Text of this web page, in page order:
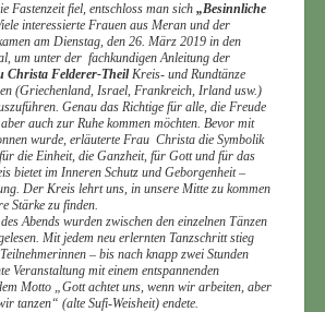
Fastenzeit fiel, entschloss man sich „Besinnliche
interessierte Frauen aus Meran und der
am Dienstag, den 26. März 2019 in den
um unter der fachkundigen Anleitung der
Christa Felderer-TheilKreis- und Rundtänze
(Griechenland, Israel, Frankreich, Irland usw.)
Genau das Richtige für alle, die Freude
auch zur Ruhe kommen möchten. Bevor mit
wurde, erläuterte Frau Christa die Symbolik
die Einheit, die Ganzheit, für Gott und für das
bietet im Inneren Schutz und Geborgenheit –
Der Kreis lehrt uns, in unsere Mitte zu kommen
Stärke zu finden.
Abends wurden zwischen den einzelnen Tänzen
Mit jedem neu erlernten Tanzschritt stieg
– bis nach knapp zwei Stunden
Veranstaltung mit einem entspannenden
Motto „Gott achtet uns, wenn wir arbeiten, aber
tanzen“ (alte Sufi-Weisheit) endete.